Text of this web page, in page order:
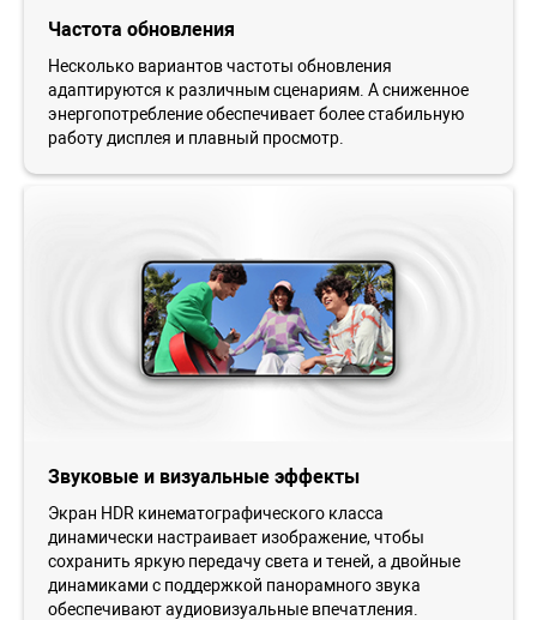
Частота обновления
Несколько вариантов частоты обновления
адаптируются к различным сценариям. А сниженное
энергопотребление обеспечивает более стабильную
работу дисплея и плавный просмотр.
Звуковые и визуальные эффекты
Экран HDR кинематографического класса
динамически настраивает изображение, чтобы
сохранить яркую передачу света и теней, а двойные
динамиками с поддержкой панорамного звука
обеспечивают аудиовизуальные впечатления.